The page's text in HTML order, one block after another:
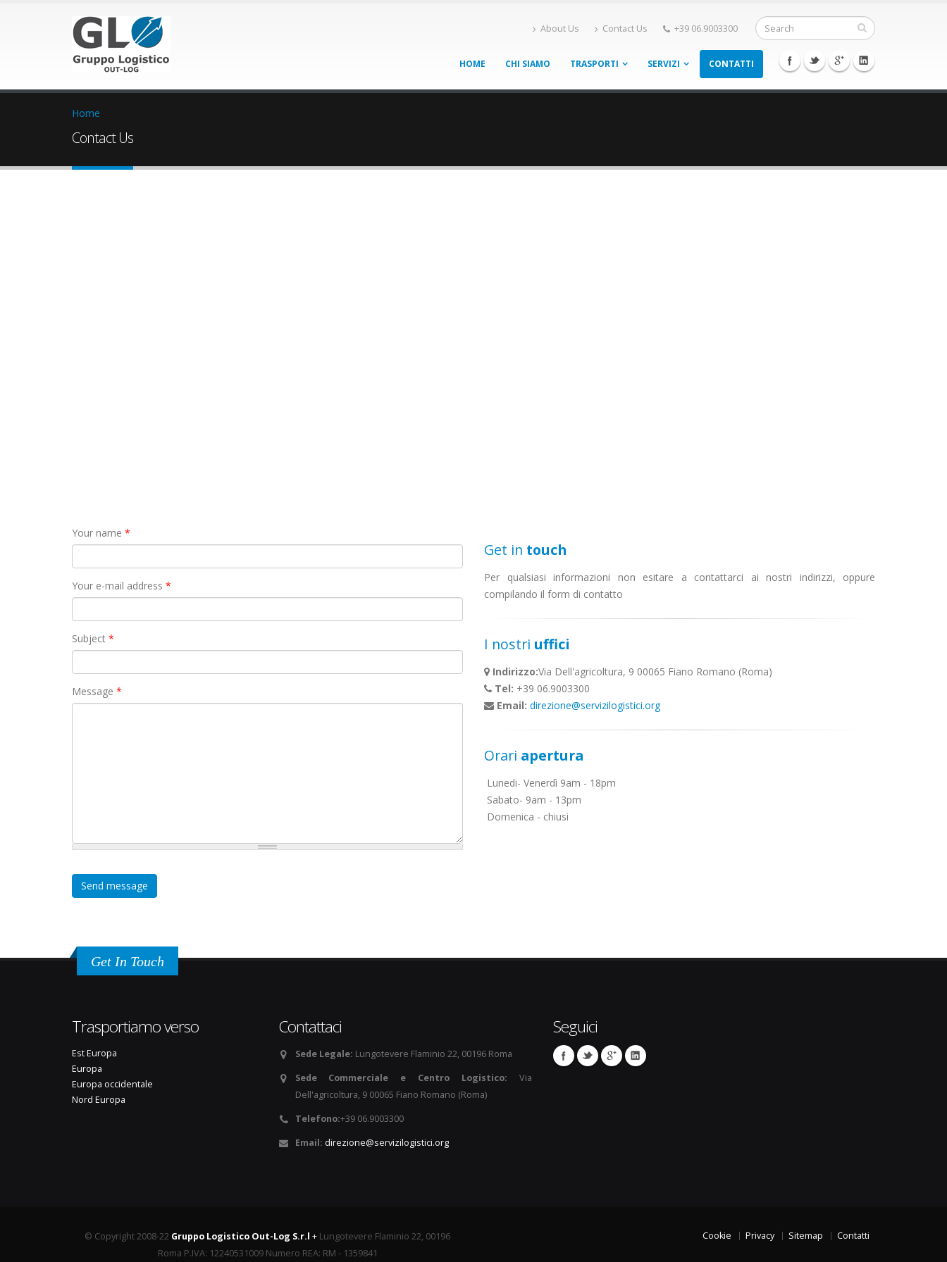
About Us Contact Us +39 06.9003300
HOME CHI SIAMO TRASPORTI SERVIZI CONTATTI
Home
Contact Us
Your name *
Your e-mail address *
Subject *
Message *
Get in touch
Per qualsiasi informazioni non esitare a contattarci ai nostri indirizzi, oppure
compilando il form di contatto
I nostri uffici
Indirizzo:Via Dell'agricoltura, 9 00065 Fiano Romano (Roma)
Tel: +39 06.9003300
Email: direzione@servizilogistici.org
Orari apertura
Lunedi- Venerdì 9am - 18pm
Sabato- 9am - 13pm
Domenica - chiusi
Get In Touch
Trasportiamo verso
Est Europa
Europa
Europa occidentale
Nord Europa
Contattaci
Sede Legale: Lungotevere Flaminio 22, 00196 Roma
Sede Commerciale e Centro Logistico: Via
Dell'agricoltura, 9 00065 Fiano Romano (Roma)
Telefono:+39 06.9003300
Email: direzione@servizilogistici.org
Seguici
© Copyright 2008-22 Gruppo Logistico Out-Log S.r.l + Lungotevere Flaminio 22, 00196
Roma P.IVA: 12240531009 Numero REA: RM - 1359841
Cookie Privacy Sitemap Contatti